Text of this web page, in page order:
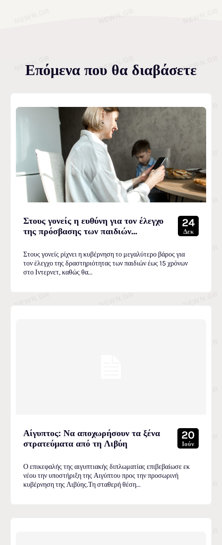
Επόμενα που θα διαβάσετε
Στους γονείς η ευθύνη για τον έλεγχο
της πρόσβασης των παιδιών...
24
Δεκ
Στους γονείς ρίχνει η κυβέρνηση το μεγαλύτερο βάρος για
τον έλεγχο της δραστηριότητας των παιδιών έως 15 χρόνων
στο Ιντερνετ, καθώς θα...
Αίγυπτος: Να αποχωρήσουν τα ξένα
στρατεύματα από τη Λιβύη
20
Ιούν
Ο επικεφαλής της αιγυπτιακής διπλωματίας επιβεβαίωσε εκ
νέου την υποστήριξη της Αιγύπτου προς την προσωρινή
κυβέρνηση της Λιβύης.Τη σταθερή θέση...